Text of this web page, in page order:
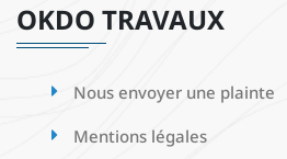
OKDO TRAVAUX
Nous envoyer une plainte
Mentions légales